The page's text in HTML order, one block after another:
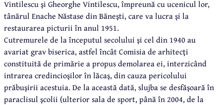
Vintilescu şi Gheorghe Vintilescu, împreună cu ucenicul lor,
tânărul Enache Năstase din Băneşti, care va lucra şi la
restaurarea picturii în anul 1951.
Cutremurele de la începutul secolului şi cel din 1940 au
avariat grav biserica, astfel încât Comisia de arhitecţi
constituită de primărie a propus demolarea ei, interzicând
intrarea credincioşilor în lăcaş, din cauza pericolului
prăbuşirii acestuia. De la această dată, slujba se desfăşoară în
paraclisul şcolii (ulterior sala de sport, până în 2004, de la